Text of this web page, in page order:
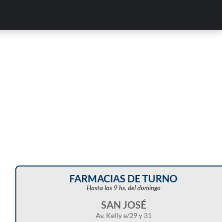
FARMACIAS DE TURNO
Hasta las 9 hs. del domingo
SAN JOSÉ
Av. Kelly e/29 y 31